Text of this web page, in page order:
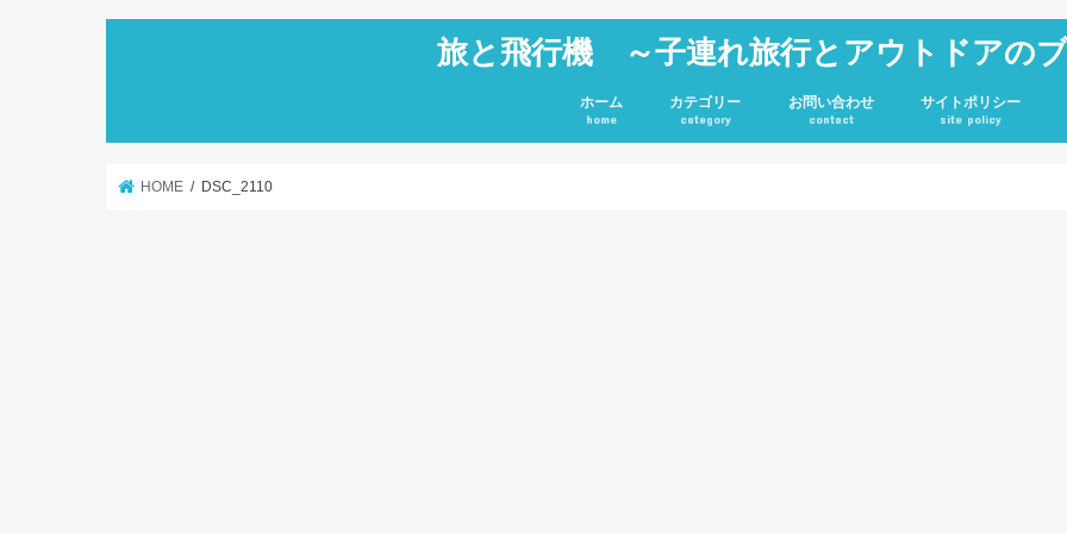
旅と飛行機 ～子連れ旅行とアウトドアの
ホーム
home
カテゴリー
category
お問い合わせ
contact
サイトポリシー
site policy
HOME DSC_2110